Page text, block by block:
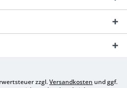
zzgl.Versandkosten und ggf.